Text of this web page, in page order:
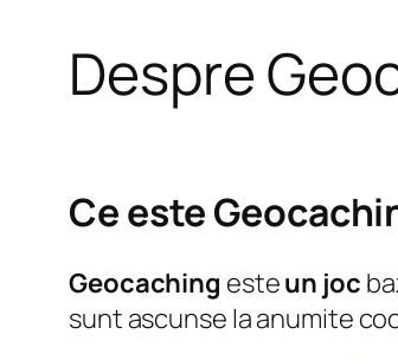
Despre
Ce este
Geocaching esteun joc
sunt ascunse la anumite